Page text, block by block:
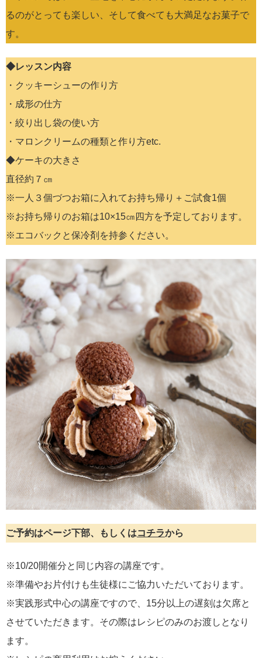
るのがとっても楽しい、そして食べても大満足なお菓子で
す。
◆レッスン内容
・クッキーシューの作り方
・成形の仕方
・絞り出し袋の使い方
・マロンクリームの種類と作り方etc.
◆ケーキの大きさ
直径約７㎝
※一人３個づつお箱に入れてお持ち帰り＋ご試食1個
※お持ち帰りのお箱は10×15㎝四方を予定しております。
※エコバックと保冷剤を持参ください。
ご予約はページ下部、もしくはコチラから
※10/20開催分と同じ内容の講座です。
※準備やお片付けも生徒様にご協力いただいております。
※実践形式中心の講座ですので、15分以上の遅刻は欠席と
させていただきます。その際はレシピのみのお渡しとなり
ます。